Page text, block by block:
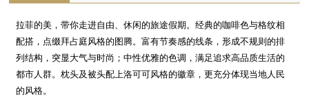
拉菲的美，带你走进自由、休闲的旅途假期。经典的咖啡色与格纹相
配搭，点缀拜占庭风格的图腾。富有节奏感的线条，形成不规则的排
列结构，突显大气与时尚；中性优雅的色调，满足追求高品质生活的
都市人群。枕头及被头配上洛可可风格的徽章，更充分体现当地人民
的风格。